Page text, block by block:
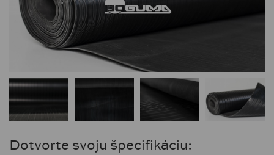
Dotvorte svoju špecifikáciu: